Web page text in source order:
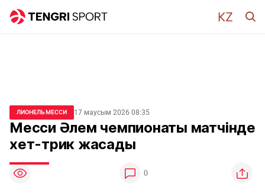
ЛИОНЕЛЬ МЕССИ 17 маусым 2026 08:35
Месси Әлем чемпионаты матчінде
хет-трик жасады
0